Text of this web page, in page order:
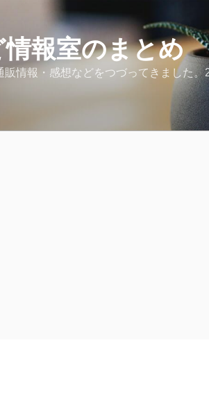
報室のまとめ
販情報・感想などをつづってきました